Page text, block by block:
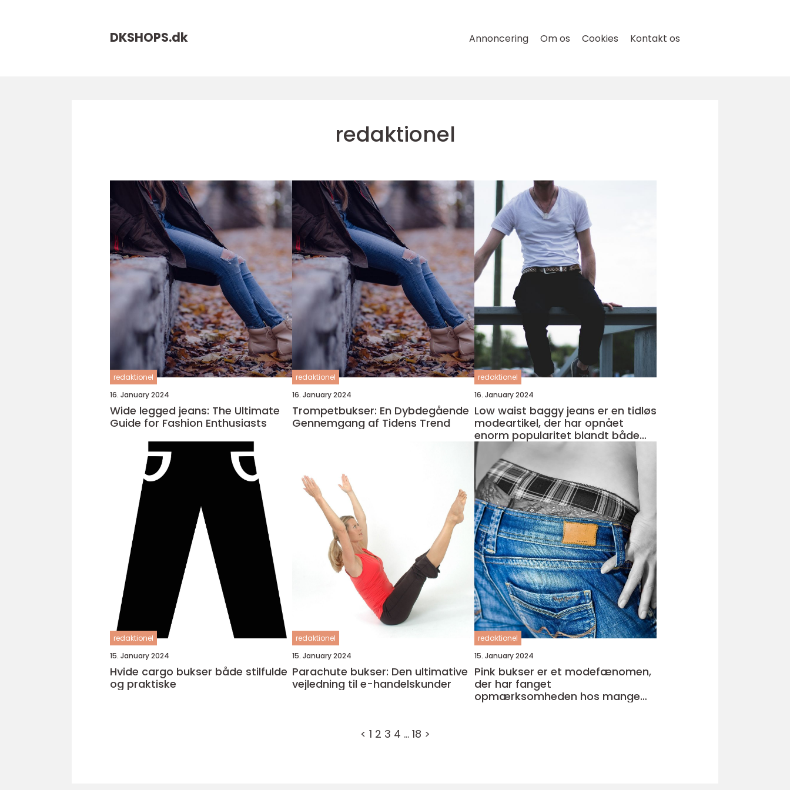
DKSHOPS.dk Annoncering Om os Cookies Kontakt os
redaktionel
redaktionel
16. January 2024
Wide legged jeans: The Ultimate
Guide for Fashion Enthusiasts
redaktionel
16. January 2024
Trompetbukser: En Dybdegående
Gennemgang af Tidens Trend
redaktionel
16. January 2024
Low waist baggy jeans er en tidløs
modeartikel, der har opnået
enorm popularitet blandt både
mænd og kvinder
redaktionel
15. January 2024
Hvide cargo bukser både stilfulde
og praktiske
redaktionel
15. January 2024
Parachute bukser: Den ultimative
vejledning til e-handelskunder
redaktionel
15. January 2024
Pink bukser er et modefænomen,
der har fanget
opmærksomheden hos mange
< 1 2 3 4 … 18 >